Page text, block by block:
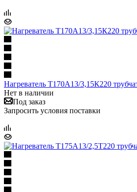
Нагреватель Т170А13/3,15К220
Нет в наличии
Под заказ
Запросить условия поставки